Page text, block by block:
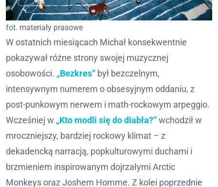
fot. materiały prasowe
W ostatnich miesiącach Michał konsekwentnie
pokazywał różne strony swojej muzycznej
osobowości. „Bezkres” był bezczelnym,
intensywnym numerem o obsesyjnym oddaniu, z
post-punkowym nerwem i math-rockowym arpeggio.
Wcześniej w „Kto modli się do diabła?”wchodził w
mroczniejszy, bardziej rockowy klimat – z
dekadencką narracją, popkulturowymi duchami i
brzmieniem inspirowanym dojrzałymi Arctic
Monkeys oraz Joshem Homme. Z kolei poprzednie